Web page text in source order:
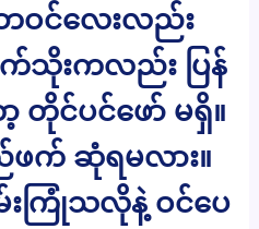
ဘဝင်လေးလည်း
က်သိုးကလည်း ပြန်
တိုင်ပင်ဖော် မရှိ။
ဖက် ဆုံရမလား။
းကြုံသလိုနဲ့ ဝင်ပေ